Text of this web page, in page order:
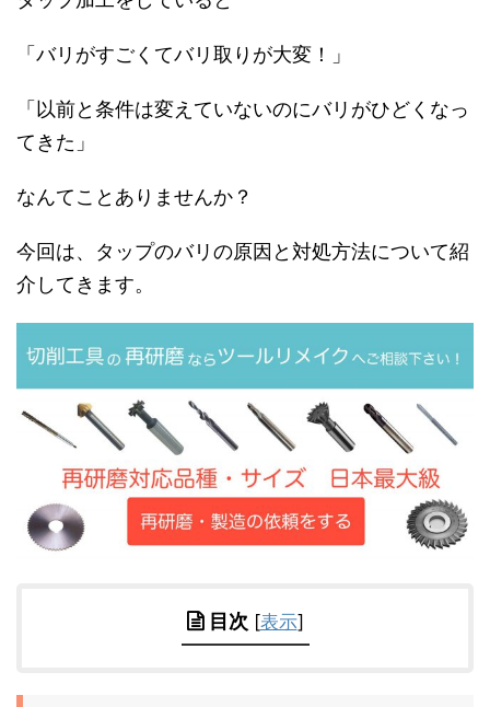
「バリがすごくてバリ取りが大変！」
「以前と条件は変えていないのにバリがひどくなっ
てきた」
なんてことありませんか？
今回は、タップのバリの原因と対処方法について紹
介してきます。
目次 [表示]